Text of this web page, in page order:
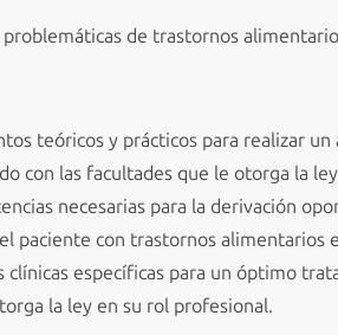
de trastornos
teóricos y prácticos para realizar
con las facultades que le otorga la
necesarias para la derivación
paciente con trastornos alimentarios
clínicas específicas para un óptimo
la ley en su rol profesional.